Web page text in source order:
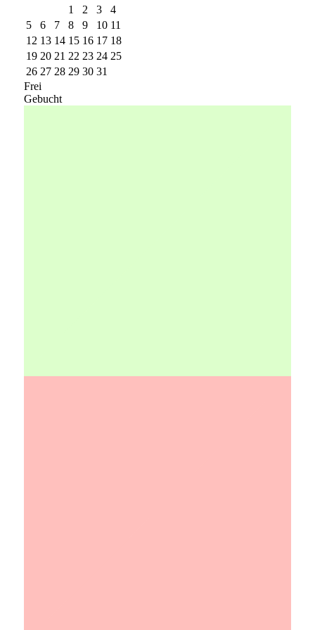
1 2 3
4
5
6 7 8 9 10 11
12 13 14 15 16 17 18
19 20 21 22 23 24 25
26 27 28 29 30 31
Frei
Gebucht